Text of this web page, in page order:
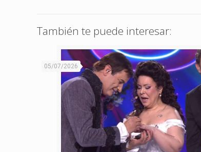
También te puede interesar:
05/07/2026